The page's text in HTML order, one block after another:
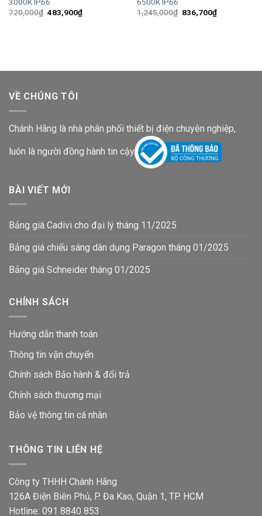
720,000₫ Giá
483,900₫Giá
hiện
1,245,000₫ Giá
836,700₫Giá
hiện
VỀ CHÚNG TÔI
Chánh Hãng là nhà phân phối thiết bị điện chuyên nghiệp,
luôn là người đồng hành tin cậy
BÀI VIẾT MỚI
Bảng giá Cadivi cho đại lý tháng 11/2025
Bảng giá chiếu sáng dân dụng Paragon tháng 01/2025
Bảng giá Schneider tháng 01/2025
CHÍNH SÁCH
Hướng dẫn thanh toán
Thông tin vận chuyển
Chính sách Bảo hành & đổi trả
Chính sách thương mại
Bảo vệ thông tin cá nhân
THÔNG TIN LIÊN HỆ
Công ty THHH Chánh Hãng
126A Điện Biên Phủ, P. Đa Kao, Quận 1, TP. HCM
Hotline: 091 8840 853